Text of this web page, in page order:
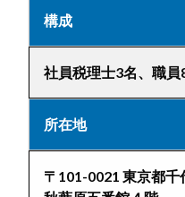
構成
社員税理士3名、職
所在地
〒101-0021 東京都